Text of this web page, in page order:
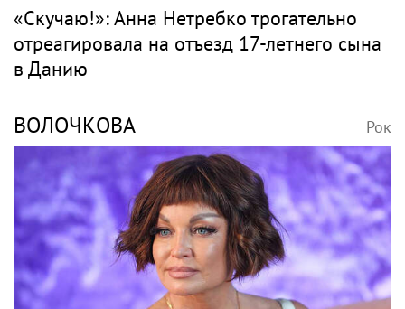
«Скучаю!»: Анна Нетребко трогательно
отреагировала на отъезд 17-летнего сына
в Данию
ВОЛОЧКОВА Рок